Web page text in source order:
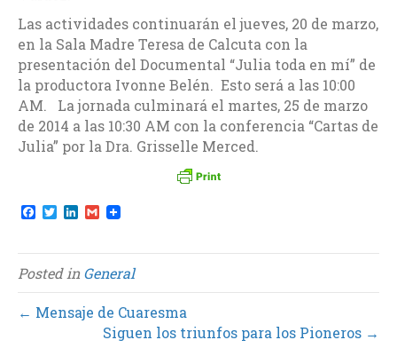
Las actividades continuarán el jueves, 20 de marzo,
en la Sala Madre Teresa de Calcuta con la
presentación del Documental “Julia toda en mí” de
la productora Ivonne Belén. Esto será a las 10:00
AM. La jornada culminará el martes, 25 de marzo
de 2014 a las 10:30 AM con la conferencia “Cartas de
Julia” por la Dra. Grisselle Merced.
F
a
e
b
o
o
k
T
w
t
t
e
r
L
k
e
d
I
n
G
m
i
l
Posted inGeneral
← Mensaje de Cuaresma
Siguen los triunfos para los Pioneros →